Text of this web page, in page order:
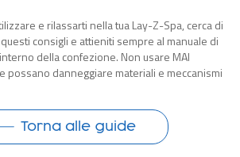
e rilassarti nella tua Lay-Z-Spa, cerca di
consigli e attieniti sempre al manuale di
della confezione. Non usare MAI
possano danneggiare materiali e meccanismi
Torna alle guide